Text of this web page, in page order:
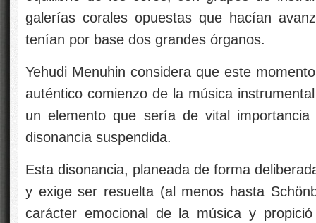
galerías corales opuestas que hacían
tenían por base dos grandes órganos.
Yehudi Menuhin considera que este
auténtico comienzo de la música
un elemento que sería de vital
disonancia suspendida.
Esta disonancia, planeada de forma
y exige ser resuelta (al menos hasta
carácter emocional de la música y